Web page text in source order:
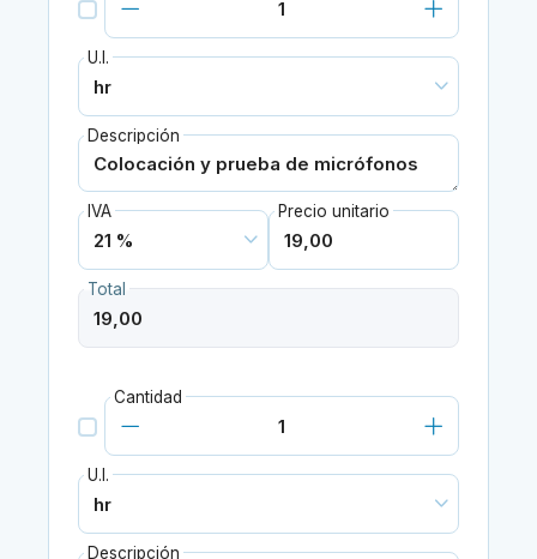
U.I.
Descripción
IVA Precio unitario
Total
Cantidad
U.I.
Descripción